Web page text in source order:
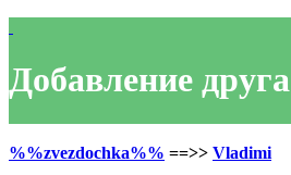
Добавление друга
%%zvezdochka%% ==>> Vladimi